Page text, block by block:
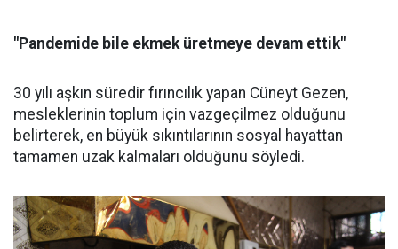
"Pandemide bile ekmek üretmeye devam ettik"
30 yılı aşkın süredir fırıncılık yapan Cüneyt Gezen,
mesleklerinin toplum için vazgeçilmez olduğunu
belirterek, en büyük sıkıntılarının sosyal hayattan
tamamen uzak kalmaları olduğunu söyledi.